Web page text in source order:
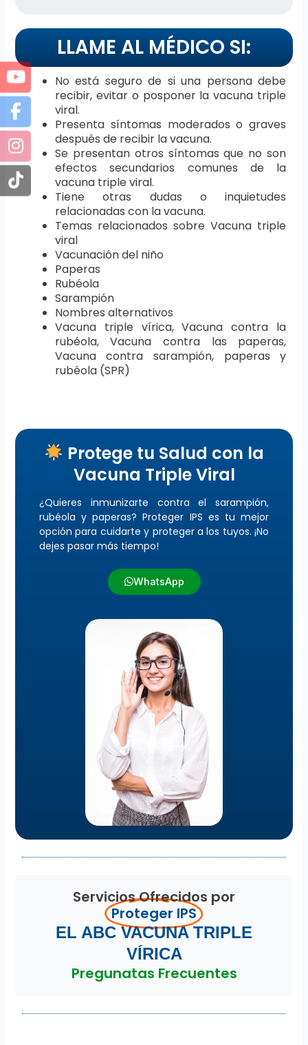
LLAME AL MÉDICO SI:
No está seguro de si una persona debe
recibir, evitar o posponer la vacuna triple
viral.
Presenta síntomas moderados o graves
después de recibir la vacuna.
Se presentan otros síntomas que no son
efectos secundarios comunes de la
vacuna triple viral.
Tiene otras dudas o inquietudes
relacionadas con la vacuna.
Temas relacionados sobre Vacuna triple
viral
Vacunación del niño
Paperas
Rubéola
Sarampión
Nombres alternativos
Vacuna triple vírica, Vacuna contra la
rubéola, Vacuna contra las paperas,
Vacuna contra sarampión, paperas y
rubéola (SPR)
Protege tu Salud con la
Vacuna Triple Viral
¿Quieres inmunizarte contra el sarampión,
rubéola y paperas? Proteger IPS es tu mejor
opción para cuidarte y proteger a los tuyos. ¡No
dejes pasar más tiempo!
WhatsApp
Servicios Ofrecidos por
Proteger IPS
EL ABC VACUNA TRIPLE
VÍRICA
Pregunatas Frecuentes